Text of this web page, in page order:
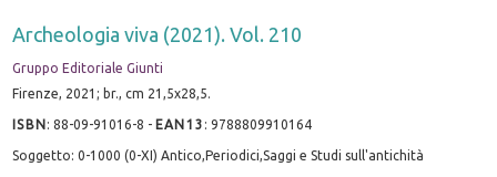
Archeologia viva (2021). Vol. 210
Gruppo Editoriale Giunti
Firenze, 2021; br., cm 21,5x28,5.
ISBN:88-09-91016-8 - EAN13 :9788809910164
Soggetto: 0-1000 (0-XI) Antico,Periodici,Saggi e Studi sull'antichità